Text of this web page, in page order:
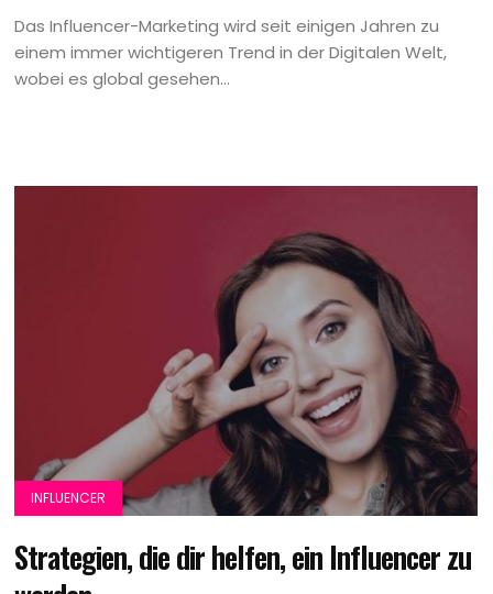
Das Influencer-Marketing wird seit einigen Jahren zu
einem immer wichtigeren Trend in der Digitalen Welt,
wobei es global gesehen...
INFLUENCER
Strategien, die dir helfen, ein Influencer zu